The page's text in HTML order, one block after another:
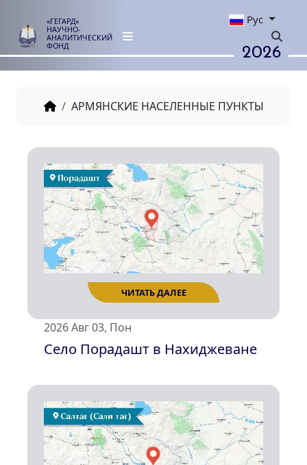
«ГЕГАРД»
НАУЧНО-
АНАЛИТИЧЕСКИЙ
ФОНД
Рус
2026
АРМЯНСКИЕ НАСЕЛЕННЫЕ ПУНКТЫ
2026 Авг 03, Пон
Село Порадашт в Нахиджеване